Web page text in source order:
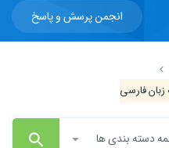
انجمن پرسش و پاسخ
فارسی
دسته بندی ها